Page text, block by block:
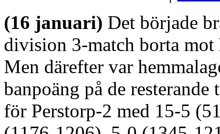
(16 januari) Det började
division 3-match borta mot
Men därefter var
banpoäng på de
för Perstorp-2 med 15-5